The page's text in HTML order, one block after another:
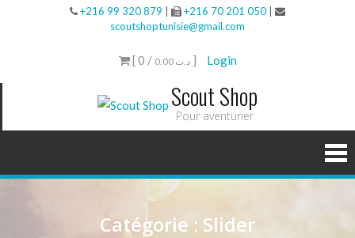
+216 99 320 879 +216 70 201 050
scoutshoptunisie@gmail.com
[ 0 / 0.00 د.ت] Login
Scout Shop
Pour aventurier
Catégorie : Slider